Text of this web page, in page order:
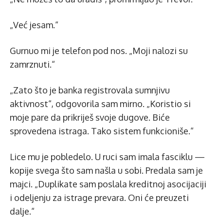
„Već jesam.“
Gurnuo mi je telefon pod nos. „Moji nalozi su
zamrznuti.“
„Zato što je banka registrovala sumnjivu
aktivnost“, odgovorila sam mirno. „Koristio si
moje pare da prikriješ svoje dugove. Biće
sprovedena istraga. Tako sistem funkcioniše.“
Lice mu je pobledelo. U ruci sam imala fasciklu —
kopije svega što sam našla u sobi. Predala sam je
majci. „Duplikate sam poslala kreditnoj asocijaciji
i odeljenju za istrage prevara. Oni će preuzeti
dalje.“